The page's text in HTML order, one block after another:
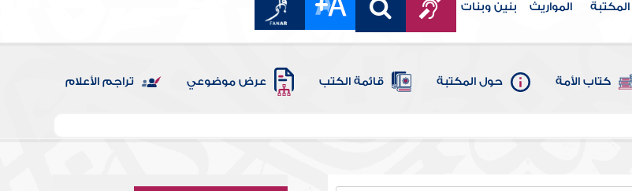
المكتبة المواريث بنين وبنات
كتاب الأمة حول المكتبة قائمة الكتب عرض موضوعي تراجم الأعلام